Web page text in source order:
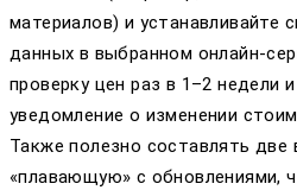
материалов) и устанавливайте
данных в выбранном онлайн-
проверку цен раз в 1–2 недели
уведомление о изменении
Также полезно составлять две
«плавающую» с обновлениями,